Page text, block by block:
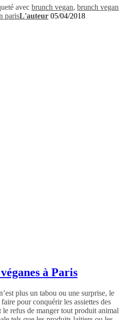
avec brunch vegan, brunch vegan
parisL'auteur 05/04/2018
à Paris
plus un tabou ou une surprise, le
pour conquérir les assiettes des
le refus de manger tout produit animal